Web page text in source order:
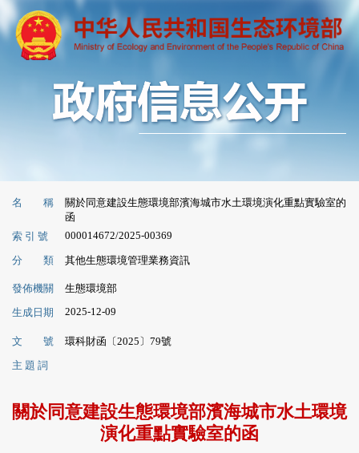
名 稱
關於同意建設生態環境部濱海城市水土環境演化重點實驗室的
函
索 引 號
000014672/2025-00369
分 類 其他生態環境管理業務資訊
發佈機關
生態環境部
生成日期
2025-12-09
文 號
環科財函〔2025〕79號
主 題 詞
關於同意建設生態環境部濱海城市水土環境
演化重點實驗室的函